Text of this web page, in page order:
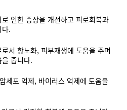
인한 증상을 개선하고 피로회복과
.
서 항노화, 피부재생에 도움을 주며
줍니다.
세포 억제, 바이러스 억제에 도움을